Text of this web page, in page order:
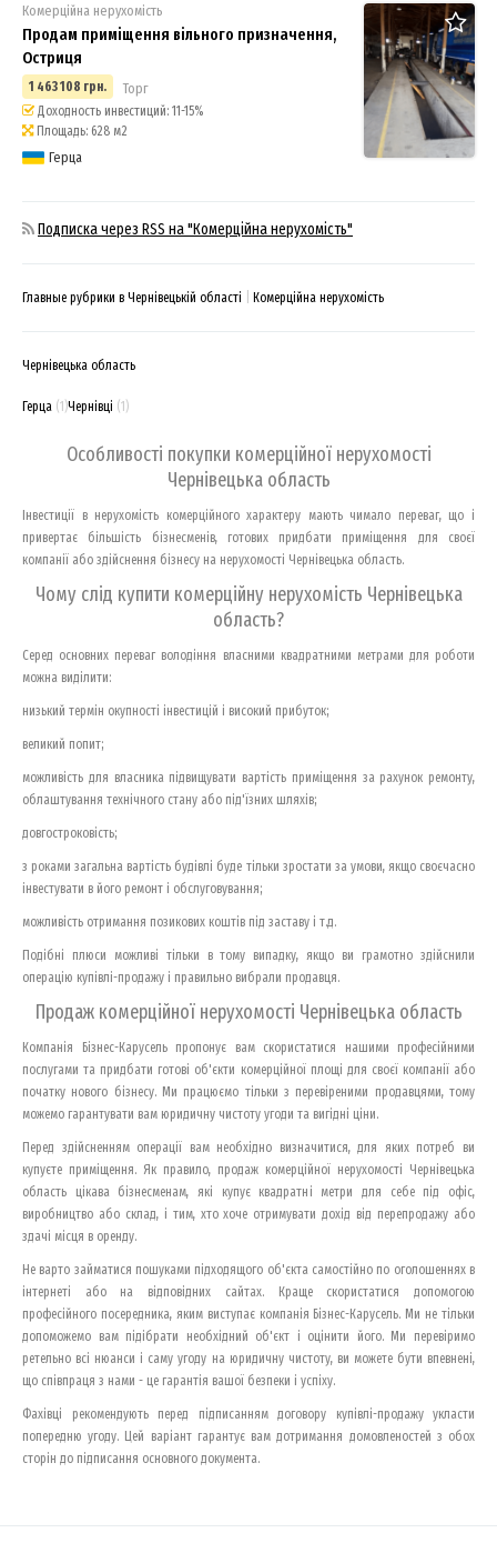
Комерційна нерухомість
Продам приміщення вільного призначення,
Остриця
1 463 108 грн. Торг
Доходность инвестиций: 11-15%
Площадь: 628 м2
Герца
Подписка через RSS на "Комерційна нерухомість"
Главные рубрики в Чернівецькій області Комерційна нерухомість
Чернівецька область
Герца (1)Чернівці (1)
Особливості покупки комерційної нерухомості
Чернівецька область
Інвестиції в нерухомість комерційного характеру мають чимало переваг, що і
привертає більшість бізнесменів, готових придбати приміщення для своєї
компанії або здійснення бізнесу на нерухомості Чернівецька область.
Чому слід купити комерційну нерухомість Чернівецька
область?
Серед основних переваг володіння власними квадратними метрами для роботи
можна виділити:
низький термін окупності інвестицій і високий прибуток;
великий попит;
можливість для власника підвищувати вартість приміщення за рахунок ремонту,
облаштування технічного стану або під'їзних шляхів;
довгостроковість;
з роками загальна вартість будівлі буде тільки зростати за умови, якщо своєчасно
інвестувати в його ремонт і обслуговування;
можливість отримання позикових коштів під заставу і т.д.
Подібні плюси можливі тільки в тому випадку, якщо ви грамотно здійснили
операцію купівлі-продажу і правильно вибрали продавця.
Продаж комерційної нерухомості Чернівецька область
Компанія Бізнес-Карусель пропонує вам скористатися нашими професійними
послугами та придбати готові об'єкти комерційної площі для своєї компанії або
початку нового бізнесу. Ми працюємо тільки з перевіреними продавцями, тому
можемо гарантувати вам юридичну чистоту угоди та вигідні ціни.
Перед здійсненням операції вам необхідно визначитися, для яких потреб ви
купуєте приміщення. Як правило, продаж комерційної нерухомості Чернівецька
область цікава бізнесменам, які купує квадратні метри для себе під офіс,
виробництво або склад, і тим, хто хоче отримувати дохід від перепродажу або
здачі місця в оренду.
Не варто займатися пошуками підходящого об'єкта самостійно по оголошеннях в
інтернеті або на відповідних сайтах. Краще скористатися допомогою
професійного посередника, яким виступає компанія Бізнес-Карусель. Ми не тільки
допоможемо вам підібрати необхідний об'єкт і оцінити його. Ми перевіримо
ретельно всі нюанси і саму угоду на юридичну чистоту, ви можете бути впевнені,
що співпраця з нами - це гарантія вашої безпеки і успіху.
Фахівці рекомендують перед підписанням договору купівлі-продажу укласти
попередню угоду. Цей варіант гарантує вам дотримання домовленостей з обох
сторін до підписання основного документа.